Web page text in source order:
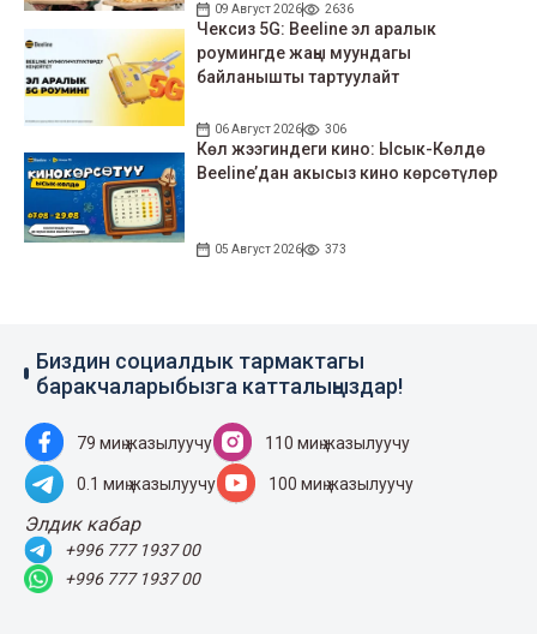
09 Август 2026 2636
Чексиз 5G: Beeline эл аралык
роумингде жаңы муундагы
байланышты тартуулайт
06 Август 2026 306
Көл жээгиндеги кино: Ысык-Көлдө
Beeline’дан акысыз кино көрсөтүлөр
05 Август 2026 373
Биздин социалдык тармактагы
баракчаларыбызга катталыңыздар!
79 миң жазылуучу 110 миң жазылуучу
0.1 миң жазылуучу 100 миң жазылуучу
Элдик кабар
+996 777 1937 00
+996 777 1937 00